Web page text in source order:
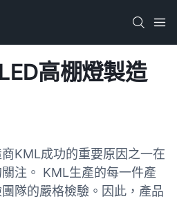
高棚燈製造
KML成功的重要原因之一在
注。 KML生產的每一件產
隊的嚴格檢驗。因此，產品